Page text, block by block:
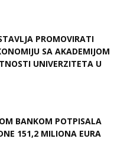
PROMOVIRATI
SA AKADEMIJOM
UNIVERZITETA U
BANKOM POTPISALA
151,2 MILIONA EURA